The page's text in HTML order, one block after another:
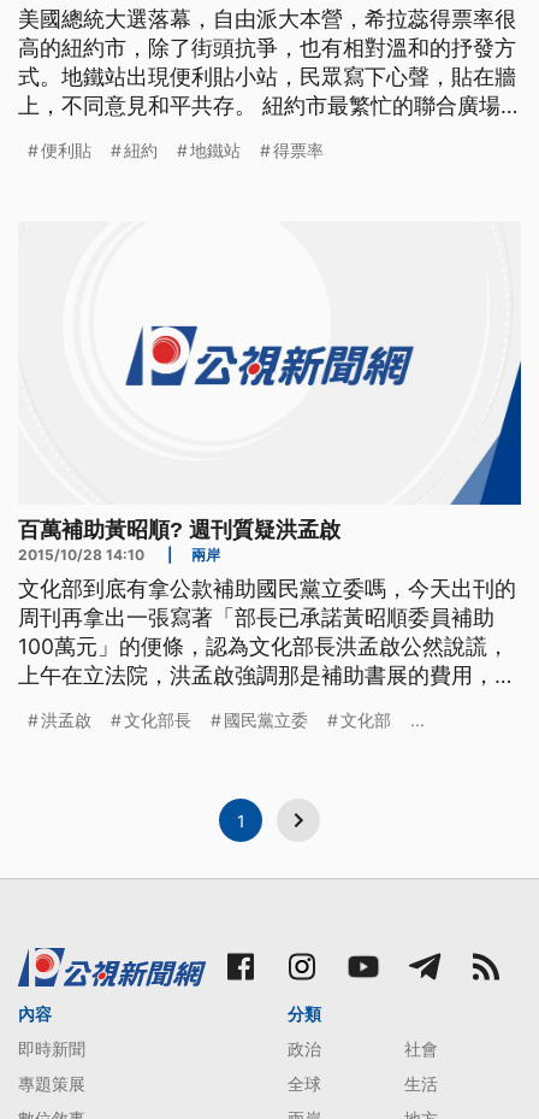
美國總統大選落幕，自由派大本營，希拉蕊得票率很
高的紐約市，除了街頭抗爭，也有相對溫和的抒發方
式。地鐵站出現便利貼小站，民眾寫下心聲，貼在牆
上，不同意見和平共存。 紐約市最繁忙的聯合廣場
了一點溫馨。一面貼滿彩色便利貼的磁磚牆，道盡紐
便利貼 紐約 地鐵站 得票率
百萬補助黃昭順? 週刊質疑洪孟啟
2015/10/28 14:10 兩岸
文化部到底有拿公款補助國民黨立委嗎，今天出刊的
周刊再拿出一張寫著「部長已承諾黃昭順委員補助
100萬元」的便條，認為文化部長洪孟啟公然說謊，
上午在立法院，洪孟啟強調那是補助書展的費用，所
絕對沒有補助執政黨立委，該案只在口頭討論就被否
已承諾黃昭順委員補助100
洪孟啟 文化部長 國民黨立委 文化部 ...
1
內容
即時新聞
專題策展
分類
政治
社會
全球
生活